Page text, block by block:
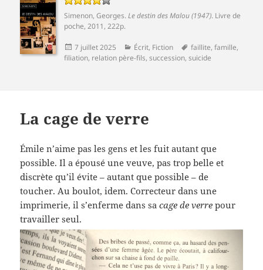
Simenon, Georges.Le destin des Malou (1947). Livre de
poche, 2011, 222p.
Publié
le
7 juillet 2025 Catégories
Écrit, Fiction
Mots-
clés
faillite,famille,
filiation, relation père-fils,succession,suicide
La cage de verre
Émile n’aime pas les gens et les fuit autant que
possible. Il a épousé une veuve, pas trop belle et
discrète qu’il évite – autant que possible – de
toucher. Au boulot, idem. Correcteur dans une
imprimerie, il s’enferme dans sacage de verre pour
travailler seul.